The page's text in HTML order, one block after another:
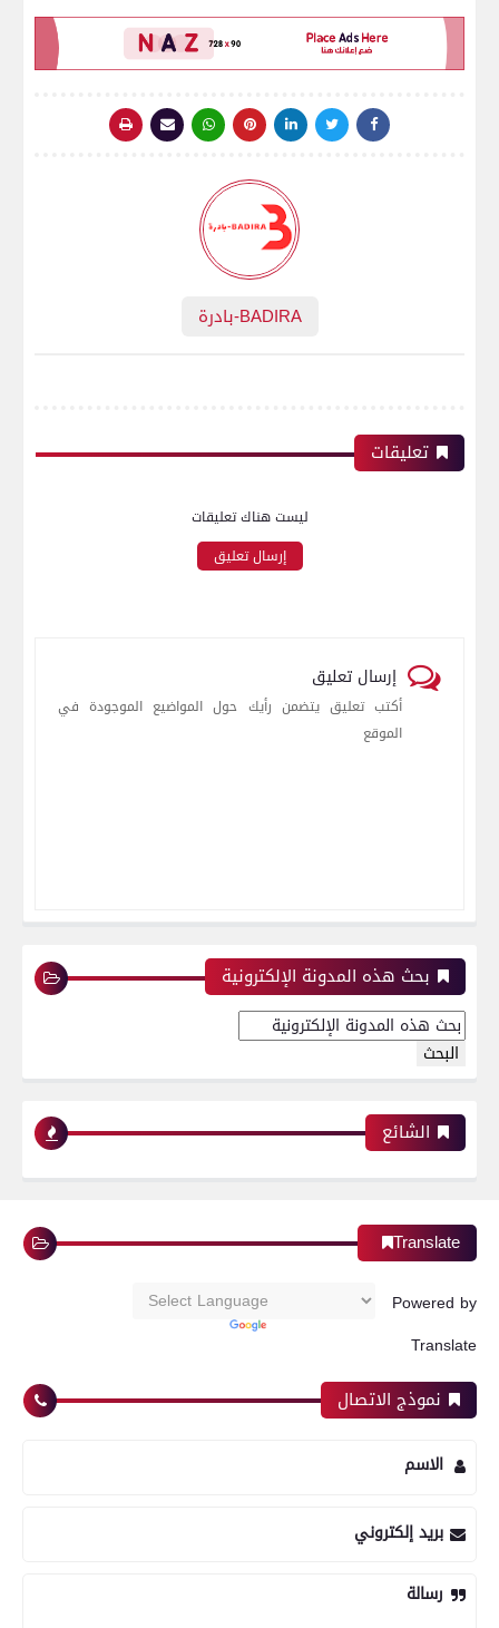
BADIRA-بادرة
تعليقات
ليست هناك تعليقات
إرسال تعليق
إرسال تعليق
أكتب تعليق يتضمن رأيك حول المواضيع الموجودة في
الموقع
بحث هذه المدونة الإلكترونية
الشائع
Translate
Powered by
Translate
نموذج الاتصال
الاسم
بريد إلكتروني
رسالة